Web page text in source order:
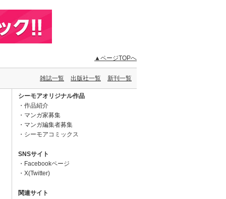
▲ページTOPへ
雑誌一覧 出版社一覧 新刊一覧
シーモアオリジナル作品
作品紹介
マンガ家募集
マンガ編集者募集
シーモアコミックス
SNSサイト
Facebookページ
X(Twitter)
関連サイト